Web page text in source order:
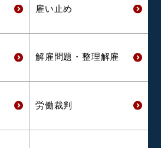
雇い止め
解雇問題・ 整理解雇
労働裁判